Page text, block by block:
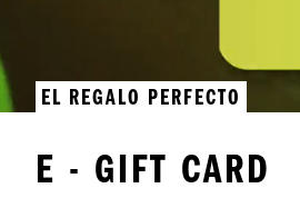
EL REGALO PERFECTO
E - GIFT CARD